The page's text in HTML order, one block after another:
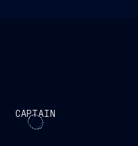
CAPTAIN